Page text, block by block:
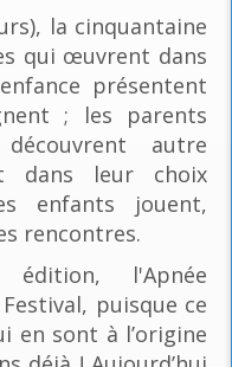
la cinquantaine
qui œuvrent dans
présentent
; les parents
autre
dans leur choix
enfants jouent,
rencontres.
l'Apnée
puisque ce
en sont à l’origine